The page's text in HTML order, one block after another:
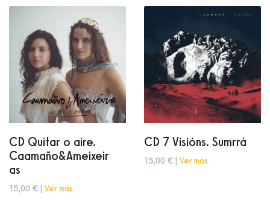
CD Quitar o aire.
Caamaño&Ameixeir
as
15,00 € | Ver más
CD 7 Visións. Sumrrá
15,00 € | Ver más